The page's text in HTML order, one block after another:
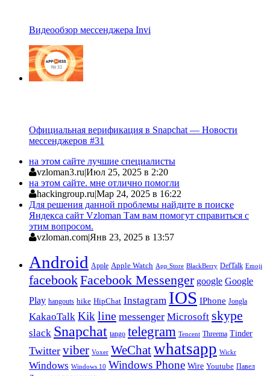
Видеообзор мессенджера Invi
Официальная верификация в Snapchat — Новости
мессенджеров #31
на этом сайте лучшие специалисты
vzloman3.ru|Июл 25, 2025 в 2:20
на этом сайте. мне отлично помогли
hackingroup.ru|Мар 24, 2025 в 16:22
Для решения данной проблемы найдите в поиске
Яндекса сайт Vzloman Там вам помогут справиться с
этим вопросом.
vzloman.com|Янв 23, 2025 в 13:57
Android Apple Apple Watch App Store BlackBerry DefTalk Emoji
facebookFacebook Messenger google Google
Play hangouts hike HipChat Instagram IOS IPhone Jongla
KakaoTalk Kik line messenger Microsoft skype
slack Snapchat tango telegram Tencent Threema Tinder
Twitter viber Voxer WeChatwhatsapp Wickr
Windows Windows 10 Windows Phone Wire Youtube Павел